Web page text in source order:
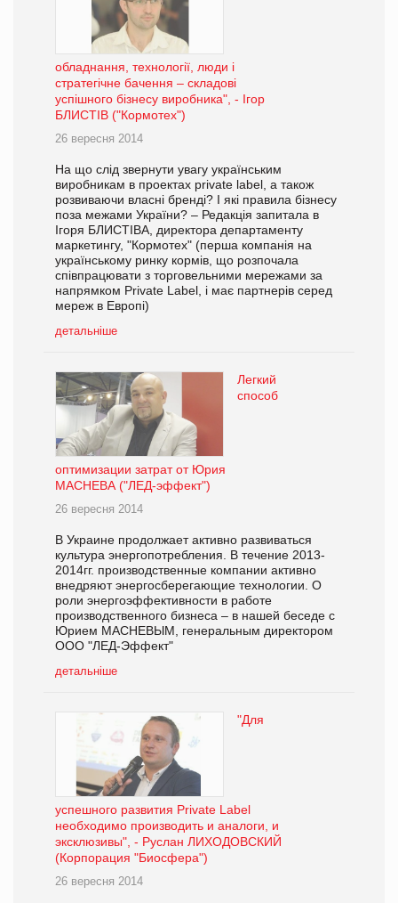
обладнання, технології, люди і
стратегічне бачення – складові
успішного бізнесу виробника", - Ігор
БЛИСТІВ ("Кормотех")
26 вересня 2014
На що слід звернути увагу українським
виробникам в проектах private label, а також
розвиваючи власні бренді? І які правила бізнесу
поза межами України? – Редакція запитала в
Ігоря БЛИСТІВА, директора департаменту
маркетингу, "Кормотех" (перша компанія на
українському ринку кормів, що розпочала
співпрацювати з торговельними мережами за
напрямком Private Label, і має партнерів серед
мереж в Европі)
детальніше
Легкий
способ
оптимизации затрат от Юрия
МАСНЕВА ("ЛЕД-эффект")
26 вересня 2014
В Украине продолжает активно развиваться
культура энергопотребления. В течение 2013-
2014гг. производственные компании активно
внедряют энергосберегающие технологии. О
роли энергоэффективности в работе
производственного бизнеса – в нашей беседе с
Юрием МАСНЕВЫМ, генеральным директором
ООО "ЛЕД-Эффект"
детальніше
"Для
успешного развития Private Label
необходимо производить и аналоги, и
эксклюзивы", - Руслан ЛИХОДОВСКИЙ
(Корпорация "Биосфера")
26 вересня 2014